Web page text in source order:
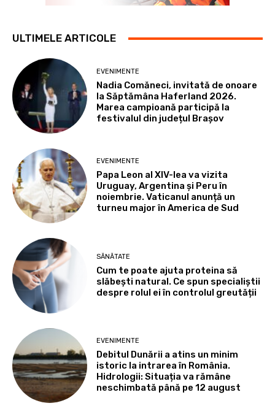
ULTIMELE ARTICOLE
EVENIMENTE
Nadia Comăneci, invitată de onoare
la Săptămâna Haferland 2026.
Marea campioană participă la
festivalul din județul Brașov
EVENIMENTE
Papa Leon al XIV-lea va vizita
Uruguay, Argentina și Peru în
noiembrie. Vaticanul anunță un
turneu major în America de Sud
SĂNĂTATE
Cum te poate ajuta proteina să
slăbești natural. Ce spun specialiștii
despre rolul ei în controlul greutății
EVENIMENTE
Debitul Dunării a atins un minim
istoric la intrarea în România.
Hidrologii: Situația va rămâne
neschimbată până pe 12 august